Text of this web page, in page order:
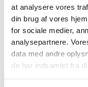
at analysere vores
din brug af vores
for sociale medier,
analysepartnere.
data med andre
de har indsamlet fra
Struktur, kvalitet og
Sharlynne er nysgerrig og
indsats. Hun arbejder
kvalitetssans. Hun er en
tilgang til opgaverne.
Privat bor Sharlynne med